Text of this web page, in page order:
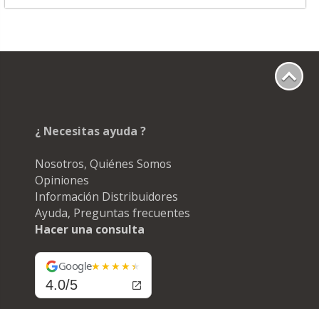
¿ Necesitas ayuda ?
Nosotros, Quiénes Somos
Opiniones
Información Distribuidores
Ayuda, Preguntas frecuentes
Hacer una consulta
Google
4.0/5